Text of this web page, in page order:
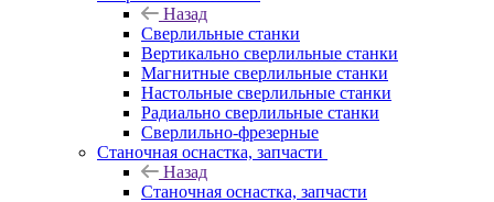
Назад
Сверлильные станки
Вертикально сверлильные станки
Магнитные сверлильные станки
Настольные сверлильные станки
Радиально сверлильные станки
Сверлильно-фрезерные
Станочная оснастка, запчасти
Назад
Станочная оснастка, запчасти